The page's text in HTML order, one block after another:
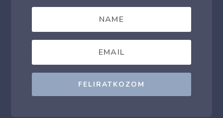
FELIRATKOZOM